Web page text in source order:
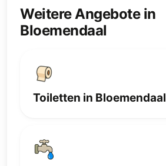
Weitere Angebote in
Bloemendaal
Toiletten in Bloemendaal